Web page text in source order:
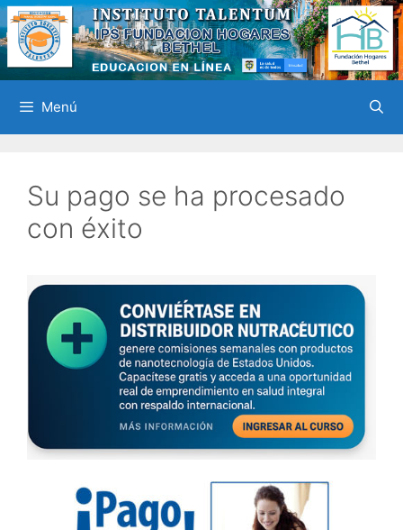
Saltar
al
contenido
Menú
Su pago se ha procesado
con éxito